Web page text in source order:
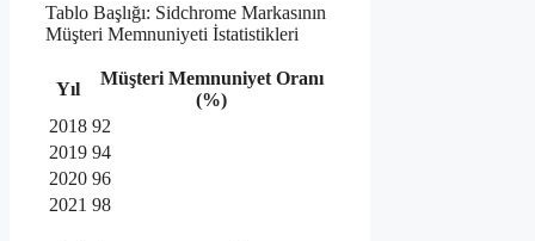
Tablo Başlığı: Sidchrome Markasının
Müşteri Memnuniyeti İstatistikleri
Yıl
Müşteri Memnuniyet Oranı
(%)
2018 92
2019 94
2020 96
2021 98